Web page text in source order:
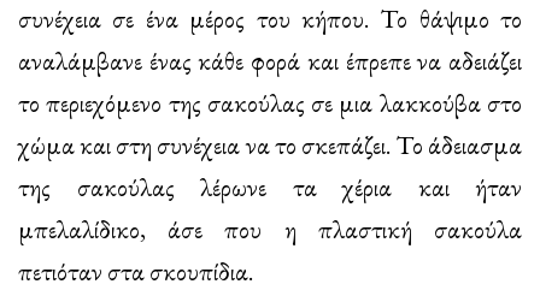
συνέχεια σε ένα μέρος του κήπου. Το θάψιμο το
αναλάμβανε ένας κάθε φορά και έπρεπε να αδειάζει
το περιεχόμενο της σακούλας σε μια λακκούβα στο
χώμα και στη συνέχεια να το σκεπάζει. Το άδειασμα
της σακούλας λέρωνε τα χέρια και ήταν
μπελαλίδικο, άσε που η πλαστική σακούλα
πετιόταν στα σκουπίδια.